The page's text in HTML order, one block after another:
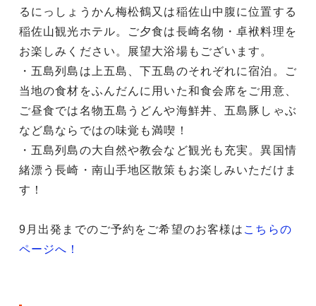
るにっしょうかん梅松鶴又は稲佐山中腹に位置する
稲佐山観光ホテル。ご夕食は長崎名物・卓袱料理を
お楽しみください。展望大浴場もございます。
・五島列島は上五島、下五島のそれぞれに宿泊。ご
当地の食材をふんだんに用いた和食会席をご用意、
ご昼食では名物五島うどんや海鮮丼、五島豚しゃぶ
など島ならではの味覚も満喫！
・五島列島の大自然や教会など観光も充実。異国情
緒漂う長崎・南山手地区散策もお楽しみいただけま
す！
9月出発までのご予約をご希望のお客様は こちらの
ページへ！